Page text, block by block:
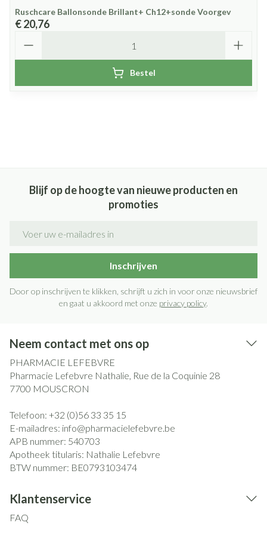
Ruschcare Ballonsonde Brillant+ Ch12+sonde Voorgev
€ 20,76
Bestel
Blijf op de hoogte van nieuwe producten en
promoties
Inschrijven
Door op inschrijven te klikken, schrijft u zich in voor onze nieuwsbrief
en gaat u akkoord met onze privacy policy.
Neem contact met ons op
PHARMACIE LEFEBVRE
Pharmacie Lefebvre Nathalie, Rue de la Coquinie 28
7700 MOUSCRON
Telefoon: +32 (0)56 33 35 15
E-mailadres: info@pharmacielefebvre.be
APB nummer: 540703
Apotheek titularis: Nathalie Lefebvre
BTW nummer: BE0793103474
Klantenservice
FAQ